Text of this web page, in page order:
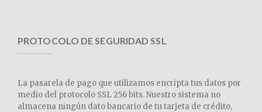
PROTOCOLO DE SEGURIDAD SSL
La pasarela de pago que utilizamos encripta tus datos por
medio del protocolo SSL 256 bits. Nuestro sistema no
almacena ningún dato bancario de tu tarjeta de crédito,